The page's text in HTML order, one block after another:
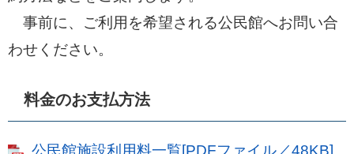
事前に、ご利用を希望される公民館へお問い合
わせください。
料金のお支払方法